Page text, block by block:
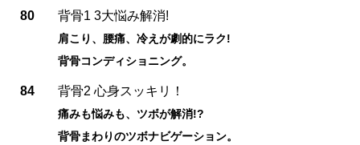
80 背骨1 3大悩み解消!
肩こり、腰痛、冷えが劇的にラク!
背骨コンディショニング。
84 背骨2 心身スッキリ！
痛みも悩みも、ツボが解消!?
背骨まわりのツボナビゲーション。